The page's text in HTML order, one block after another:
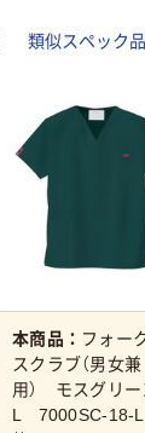
類似スペック
本商品： フォー
スクラブ（男女兼
用） モスグリ
L 7000SC-